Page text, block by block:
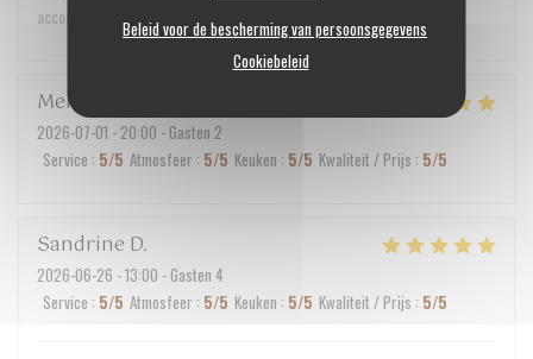
Beleid voor de bescherming van persoonsgegevens
Cookiebeleid
accords mets/vins
Melanie
2026-07-01 - 20:00 - Gasten 2
Service : 5/5 Atmosfeer : 5/5 Keuken : 5/5 Kwaliteit / Prijs : 5/5
Sandrine D
2026-06-26 - 13:00 - Gasten 4
Service : 5/5 Atmosfeer : 5/5 Keuken : 5/5 Kwaliteit / Prijs : 5/5